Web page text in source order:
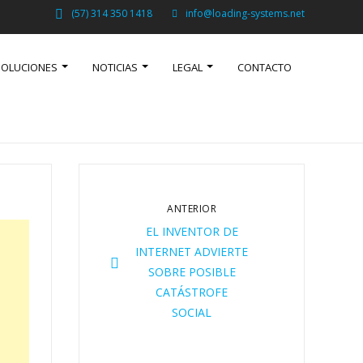
(57) 314 350 1418 info@loading-systems.net
NOTICIAS LEGAL CONTACTO
ANTERIOR
EL INVENTOR DE
INTERNET ADVIERTE
SOBRE POSIBLE
CATÁSTROFE
SOCIAL